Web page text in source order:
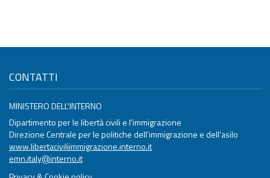
CONTATTI
MINISTERO DELL'INTERNO
Dipartimento per le libertà civili e l'immigrazione
Direzione Centrale per le politiche dell'immigrazione e dell'asilo
www.libertaciviliimmigrazione.interno.it
emn.italy@interno.it